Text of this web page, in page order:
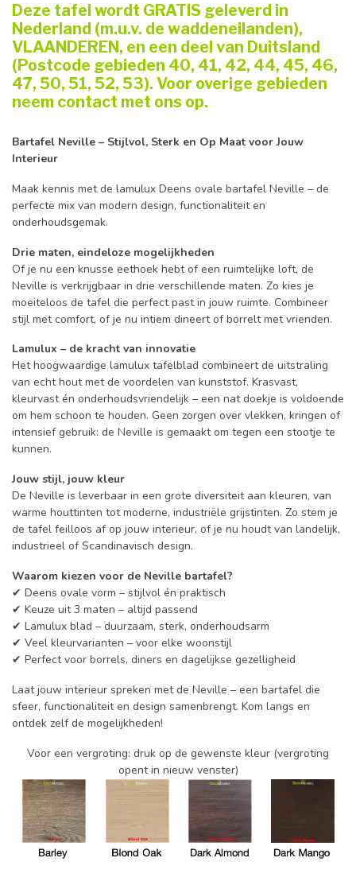
Deze tafel wordt GRATIS geleverd in
Nederland (m.u.v. de waddeneilanden),
VLAANDEREN, en een deel van Duitsland
(Postcode gebieden 40, 41, 42, 44, 45, 46,
47, 50, 51, 52, 53). Voor overige gebieden
neem contact met ons op.
Bartafel Neville – Stijlvol, Sterk en Op Maat voor Jouw
Interieur
Maak kennis met de lamulux Deens ovale bartafel Neville – de
perfecte mix van modern design, functionaliteit en
onderhoudsgemak.
Drie maten, eindeloze mogelijkheden
Of je nu een knusse eethoek hebt of een ruimtelijke loft, de
Neville is verkrijgbaar in drie verschillende maten. Zo kies je
moeiteloos de tafel die perfect past in jouw ruimte. Combineer
stijl met comfort, of je nu intiem dineert of borrelt met vrienden.
Lamulux – de kracht van innovatie
Het hoogwaardige lamulux tafelblad combineert de uitstraling
van echt hout met de voordelen van kunststof. Krasvast,
kleurvast én onderhoudsvriendelijk – een nat doekje is voldoende
om hem schoon te houden. Geen zorgen over vlekken, kringen of
intensief gebruik: de Neville is gemaakt om tegen een stootje te
kunnen.
Jouw stijl, jouw kleur
De Neville is leverbaar in een grote diversiteit aan kleuren, van
warme houttinten tot moderne, industriële grijstinten. Zo stem je
de tafel feilloos af op jouw interieur, of je nu houdt van landelijk,
industrieel of Scandinavisch design.
Waarom kiezen voor de Neville bartafel?
✔ Deens ovale vorm – stijlvol én praktisch
✔ Keuze uit 3 maten – altijd passend
✔ Lamulux blad – duurzaam, sterk, onderhoudsarm
✔ Veel kleurvarianten – voor elke woonstijl
✔ Perfect voor borrels, diners en dagelijkse gezelligheid
Laat jouw interieur spreken met de Neville – een bartafel die
sfeer, functionaliteit en design samenbrengt. Kom langs en
ontdek zelf de mogelijkheden!
Voor een vergroting: druk op de gewenste kleur (vergroting
opent in nieuw venster)